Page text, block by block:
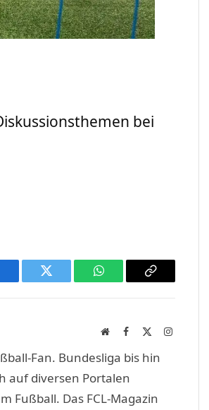
bei
Twitter WhatsAppCopy
WebsiteFacebook
Fan. Bundesliga bis hin
auf diversen Portalen
Fußball. Das FCL-Magazin